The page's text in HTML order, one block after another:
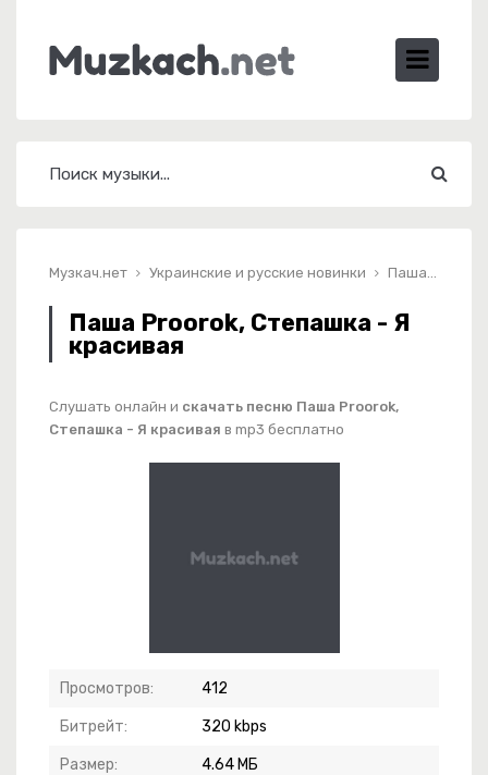
Музкач.нет Украинские и русские новинки Паша Proorok, Степашка - Я красивая
Паша Proorok, Степашка - Я
красивая
Слушать онлайн и скачать песню Паша Proorok,
Степашка - Я красивая в mp3 бесплатно
Просмотров: 412
Битрейт: 320 kbps
Размер: 4.64 МБ